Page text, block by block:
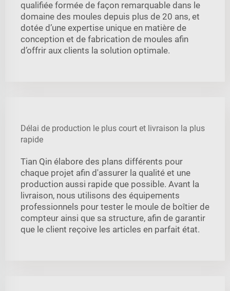
qualifiée formée de façon remarquable dans le
domaine des moules depuis plus de 20 ans, et
dotée d’une expertise unique en matière de
conception et de fabrication de moules afin
d’offrir aux clients la solution optimale.
Délai de production le plus court et livraison la plus
rapide
Tian Qin élabore des plans différents pour
chaque projet afin d'assurer la qualité et une
production aussi rapide que possible. Avant la
livraison, nous utilisons des équipements
professionnels pour tester le moule de boîtier de
compteur ainsi que sa structure, afin de garantir
que le client reçoive les articles en parfait état.